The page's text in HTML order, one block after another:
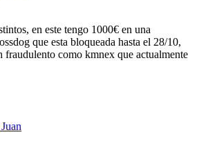
en este tengo 1000€ en una
que esta bloqueada hasta el 28/10,
fraudulento como kmnex que actualmente
Juan